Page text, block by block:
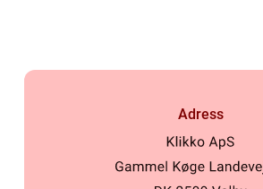
Adress